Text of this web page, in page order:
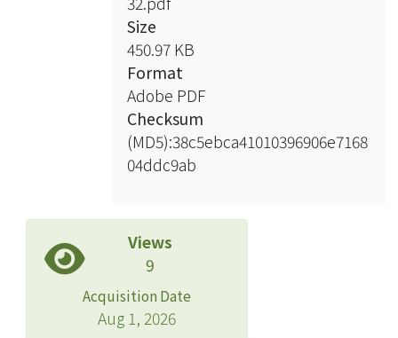
Size
450.97 KB
Format
Adobe PDF
Checksum
(MD5):38c5ebca41010396906e7168
04ddc9ab
Views
9
Acquisition Date
Aug 1, 2026